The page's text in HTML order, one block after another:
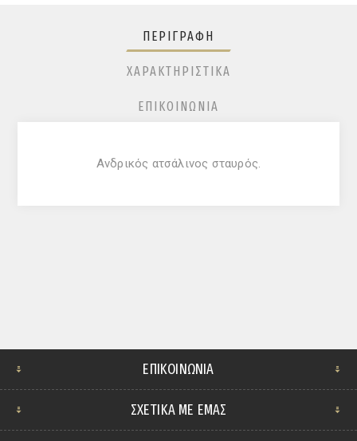
ΠΕΡΙΓΡΑΦΉ
ΧΑΡΑΚΤΗΡΙΣΤΙΚΆ
ΕΠΙΚΟΙΝΩΝΊΑ
Ανδρικός ατσάλινος σταυρός.
ΕΠΙΚΟΙΝΩΝΊΑ
ΣΧΕΤΙΚΆ ΜΕ ΕΜΆΣ